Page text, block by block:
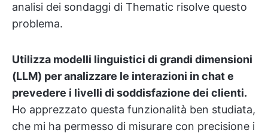
analisi dei sondaggi di Thematic risolve questo
problema.
Utilizza modelli linguistici di grandi dimensioni
(LLM) per analizzare le interazioni in chat e
prevedere i livelli di soddisfazione dei clienti.
Ho apprezzato questa funzionalità ben studiata,
che mi ha permesso di misurare con precisione i